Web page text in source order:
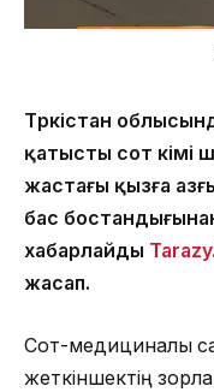
Түркістан
қатысты сот
жастағы қызға
бас
хабарлайды
жасап.
Сот-медициналық
жеткіншектің